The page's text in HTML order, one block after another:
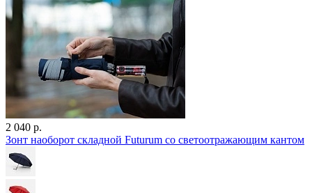
2 040 р.
Зонт наоборот складной Futurum со светоотражающим кантом